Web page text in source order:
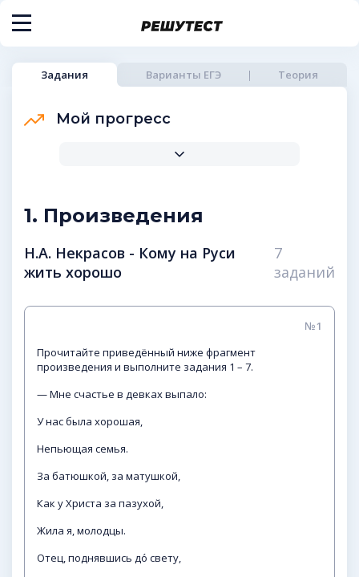
Задания Варианты ЕГЭ Теория
Мой прогресс
1. Произведения
Н.А. Некрасов - Кому на Руси
жить хорошо
7
заданий
№1
Прочитайте приведённый ниже фрагмент
произведения и выполните задания 1 – 7.
— Мне счастье в девках выпало:
У нас была хорошая,
Непьющая семья.
За батюшкой, за матушкой,
Как у Христа за пазухой,
Жила я, молодцы.
Отец, поднявшись до́ свету,